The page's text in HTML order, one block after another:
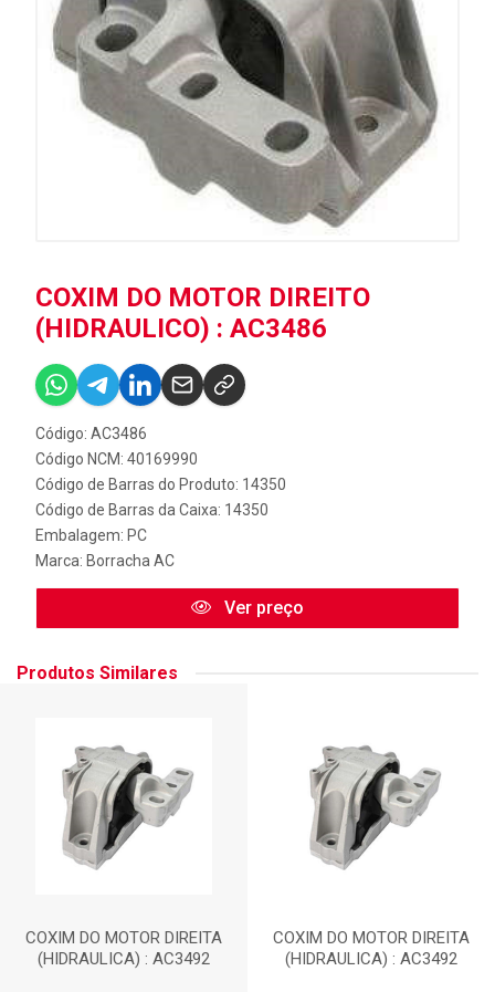
COXIM DO MOTOR DIREITO
(HIDRAULICO) : AC3486
Código: AC3486
Código NCM: 40169990
Código de Barras do Produto: 14350
Código de Barras da Caixa: 14350
Embalagem: PC
Marca: Borracha AC
Ver preço
Produtos Similares
COXIM DO MOTOR DIREITA
(HIDRAULICA) : AC3492
COXIM DO MOTOR DIREITA
(HIDRAULICA) : AC3492